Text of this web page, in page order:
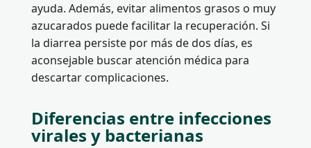
ayuda. Además, evitar alimentos grasos o muy
azucarados puede facilitar la recuperación. Si
la diarrea persiste por más de dos días, es
aconsejable buscar atención médica para
descartar complicaciones.
Diferencias entre infecciones
virales y bacterianas